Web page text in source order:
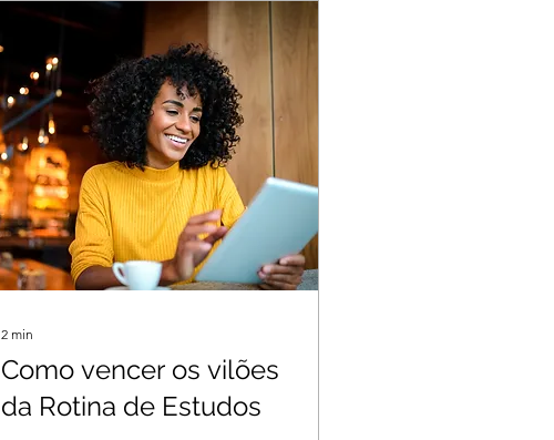
ferramenta de aprendizado, veja
alguns...
2 min
Como vencer os vilões
da Rotina de Estudos